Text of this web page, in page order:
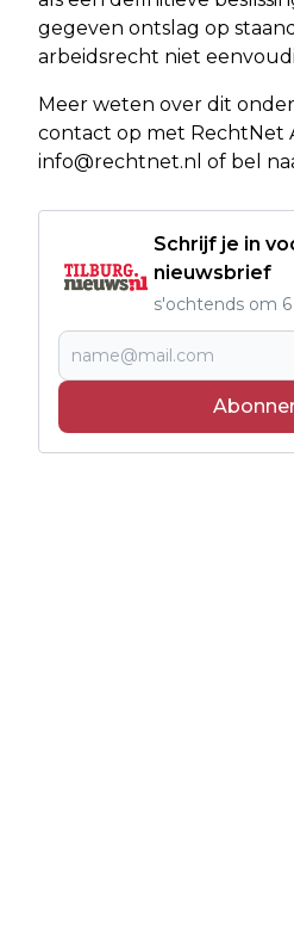
gegeven ontslag op
arbeidsrecht niet
Meer weten over dit
contact op met RechtNet
info@rechtnet.nl of bel
Schrijf je in
nieuwsbrief
s'ochtends om